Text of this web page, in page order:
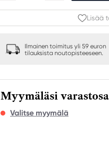
Lisää
Ilmainen toimitus yli 59 euron
tilauksista noutopisteeseen.
Myymäläsi
Valitse myymälä